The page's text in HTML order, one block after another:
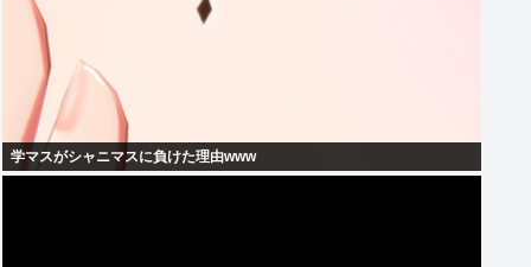
学マスがシャニマスに負けた理由www